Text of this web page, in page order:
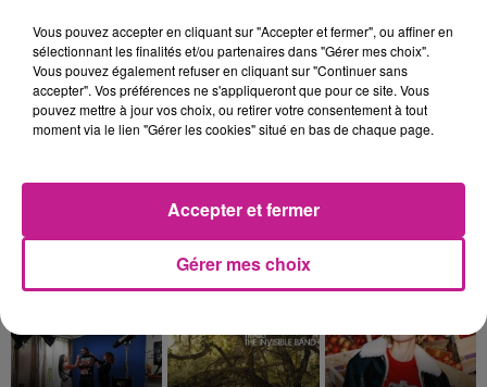
TITRES DIFFUSÉS
8h47
8h47 8h44
8h44
SONNY FODERA
All This Time
8h36
8h36
Vous pouvez accepter en cliquant sur "Accepter et fermer", ou affiner en
sélectionnant les finalités et/ou partenaires dans "Gérer mes choix".
Vous pouvez également refuser en cliquant sur "Continuer sans
accepter". Vos préférences ne s'appliqueront que pour ce site. Vous
pouvez mettre à jour vos choix, ou retirer votre consentement à tout
moment via le lien "Gérer les cookies" situé en bas de chaque page.
Gérer mes choix
Accepter et fermer